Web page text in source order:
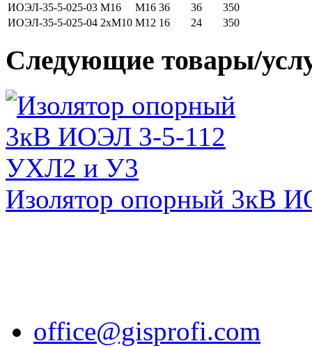
ИОЭЛ-35-5-025-03 M16 М16 36 36
350
ИОЭЛ-35-5-025-04 2xM10 M12 16 24 350
Следующие товары/
Изолятор опорный 3кВ
office@gisprofi.com